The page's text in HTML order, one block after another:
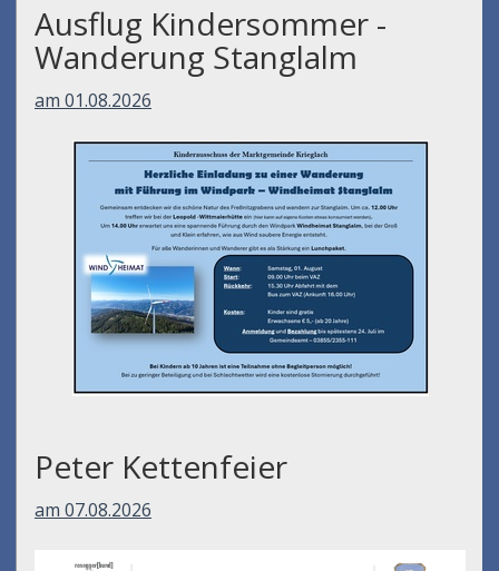
Ausflug Kindersommer -
Wanderung Stanglalm
am 01.08.2026
Peter Kettenfeier
am 07.08.2026